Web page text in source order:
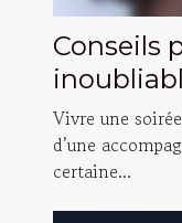
Conseils
Vivre une
d’une
certaine...